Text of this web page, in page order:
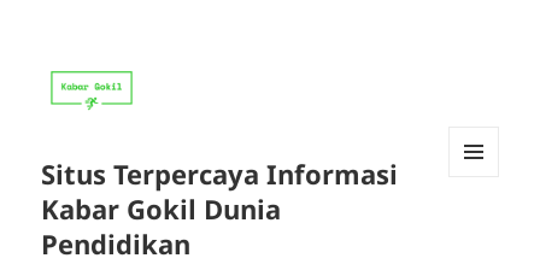
Situs Terpercaya Informasi
Kabar Gokil Dunia
Pendidikan